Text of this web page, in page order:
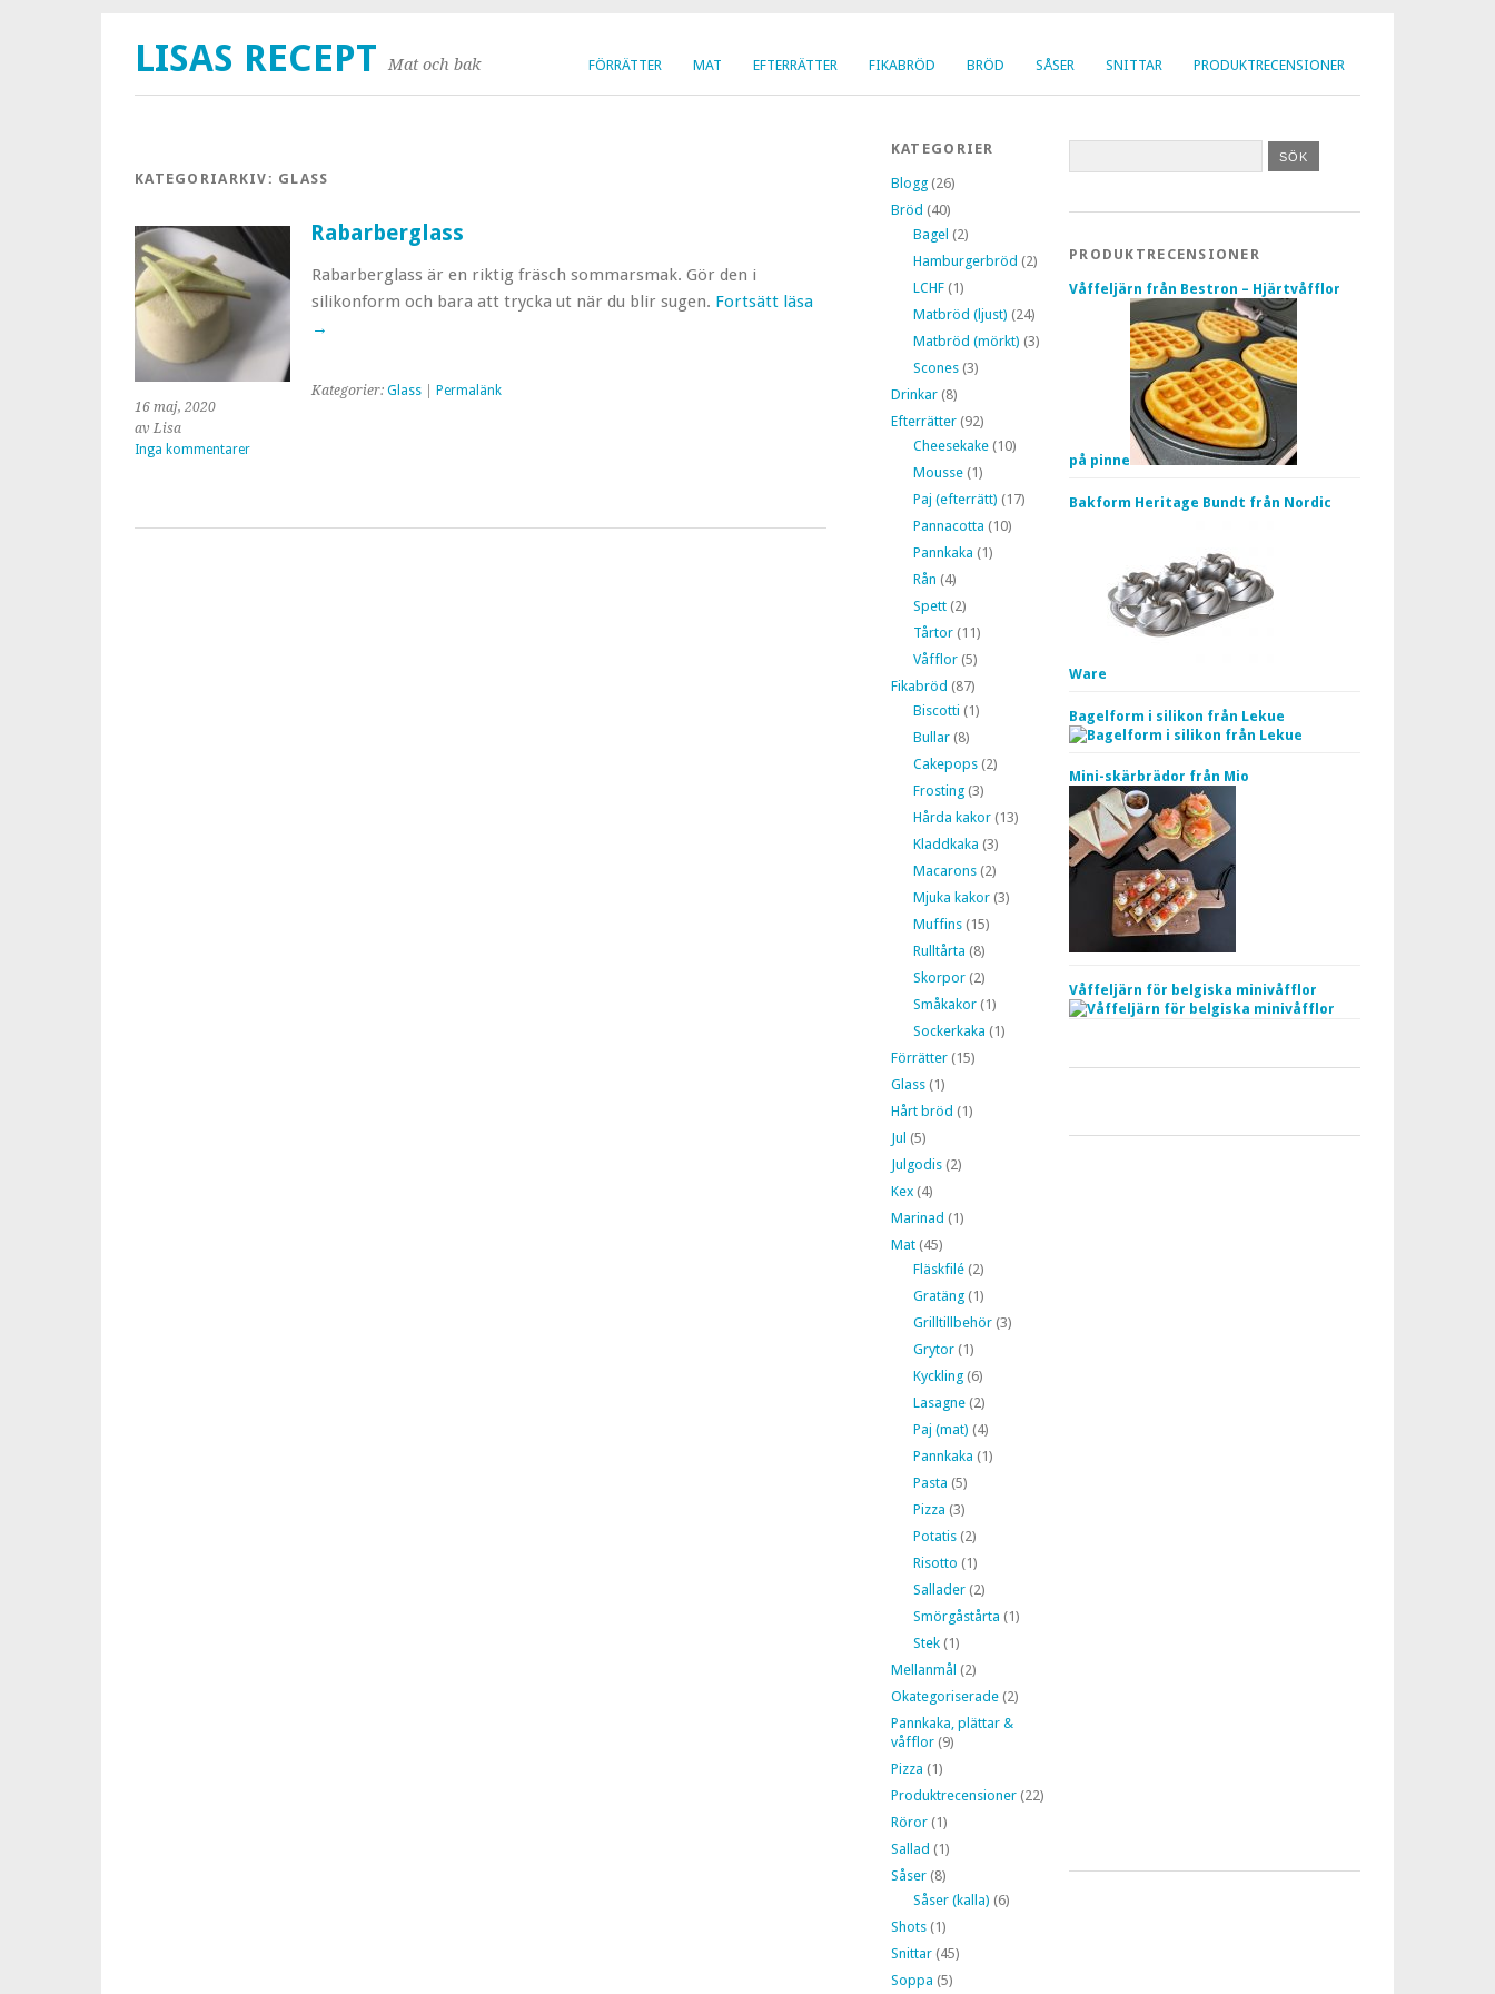
FÖRRÄTTER MAT EFTERRÄTTER FIKABRÖD BRÖD SÅSER SNITTAR PRODUKTRECENSIONER
LISAS RECEPT Mat och bak
KATEGORIARKIV: GLASS
16 maj, 2020
av Lisa
Inga kommentarer
Rabarberglass
Rabarberglass är en riktig fräsch sommarsmak. Gör den i
silikonform och bara att trycka ut när du blir sugen. Fortsätt läsa
→
Kategorier: Glass| Permalänk
KATEGORIER
Blogg(26)
Bröd (40)
Bagel (2)
Hamburgerbröd (2)
LCHF(1)
Matbröd (ljust) (24)
Matbröd (mörkt) (3)
Scones(3)
Drinkar(8)
Efterrätter(92)
Cheesekake(10)
Mousse(1)
Paj (efterrätt) (17)
Pannacotta (10)
Pannkaka (1)
Rån (4)
Spett(2)
Tårtor(11)
Våfflor(5)
Fikabröd (87)
Biscotti (1)
Bullar(8)
Cakepops(2)
Frosting(3)
Hårda kakor(13)
Kladdkaka (3)
Macarons(2)
Mjuka kakor(3)
Muffins(15)
Rulltårta (8)
Skorpor(2)
Småkakor(1)
Sockerkaka (1)
Förrätter(15)
Glass(1)
Hårt bröd (1)
Jul (5)
Julgodis(2)
Kex(4)
Marinad (1)
Mat(45)
Fläskfilé(2)
Gratäng(1)
Grilltillbehör(3)
Grytor(1)
Kyckling(6)
Lasagne(2)
Paj (mat) (4)
Pannkaka (1)
Pasta (5)
Pizza (3)
Potatis(2)
Risotto (1)
Sallader(2)
Smörgåstårta (1)
Stek(1)
Mellanmål (2)
Okategoriserade(2)
Pannkaka, plättar &
våfflor(9)
Pizza (1)
Produktrecensioner(22)
Röror(1)
Sallad (1)
Såser(8)
Såser (kalla) (6)
Shots(1)
Snittar(45)
Soppa (5)
PRODUKTRECENSIONER
Våffeljärn från Bestron – Hjärtvåfflor
på pinne
Bakform Heritage Bundt från Nordic
Ware
Bagelform i silikon från Lekue
Mini-skärbrädor från Mio
Våffeljärn för belgiska minivåfflor